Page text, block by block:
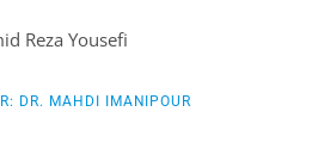
Reza Yousefi
DR. MAHDI IMANIPOUR